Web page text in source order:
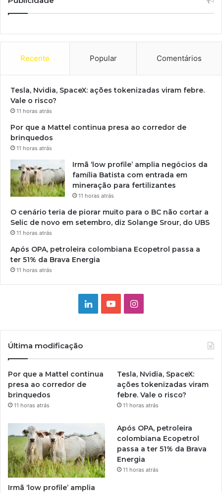
Recente Popular Comentários
Tesla, Nvidia, SpaceX: ações tokenizadas viram febre.
Vale o risco?
11 horas atrás
Por que a Mattel continua presa ao corredor de
brinquedos
11 horas atrás
Irmã ‘low profile’ amplia negócios da
família Batista com entrada em
mineração para fertilizantes
11 horas atrás
O cenário teria de piorar muito para o BC não cortar a
Selic de novo em setembro, diz Solange Srour, do UBS
11 horas atrás
Após OPA, petroleira colombiana Ecopetrol passa a
ter 51% da Brava Energia
11 horas atrás
LinkedinYouTubeInstagram
Última modificação
Por que a Mattel continua
presa ao corredor de
brinquedos
11 horas atrás
Tesla, Nvidia, SpaceX:
ações tokenizadas viram
febre. Vale o risco?
11 horas atrás
Irmã ‘low profile’ amplia
Após OPA, petroleira
colombiana Ecopetrol
passa a ter 51% da Brava
Energia
11 horas atrás